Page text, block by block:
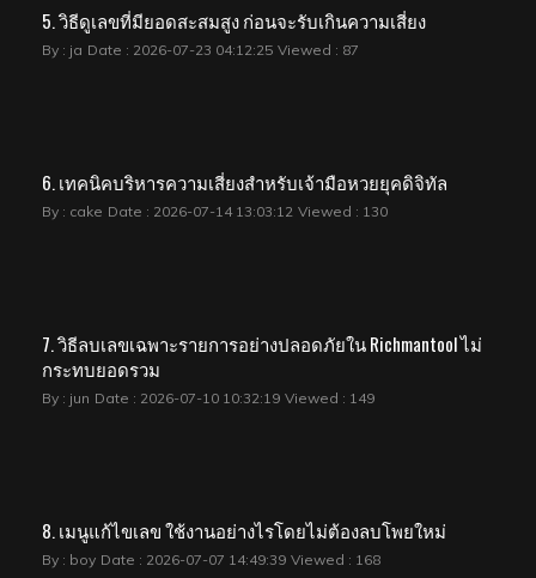
5. วิธีดูเลขที่มียอดสะสมสูง ก่อนจะรับเกินความเสี่ยง
By : ja Date : 2026-07-23 04:12:25 Viewed : 87
6. เทคนิคบริหารความเสี่ยงสำหรับเจ้ามือหวยยุคดิจิทัล
By : cake Date : 2026-07-14 13:03:12 Viewed : 130
7. วิธีลบเลขเฉพาะรายการอย่างปลอดภัยใน Richmantool ไม่
กระทบยอดรวม
By : jun Date : 2026-07-10 10:32:19 Viewed : 149
8. เมนูแก้ไขเลข ใช้งานอย่างไรโดยไม่ต้องลบโพยใหม่
By : boy Date : 2026-07-07 14:49:39 Viewed : 168